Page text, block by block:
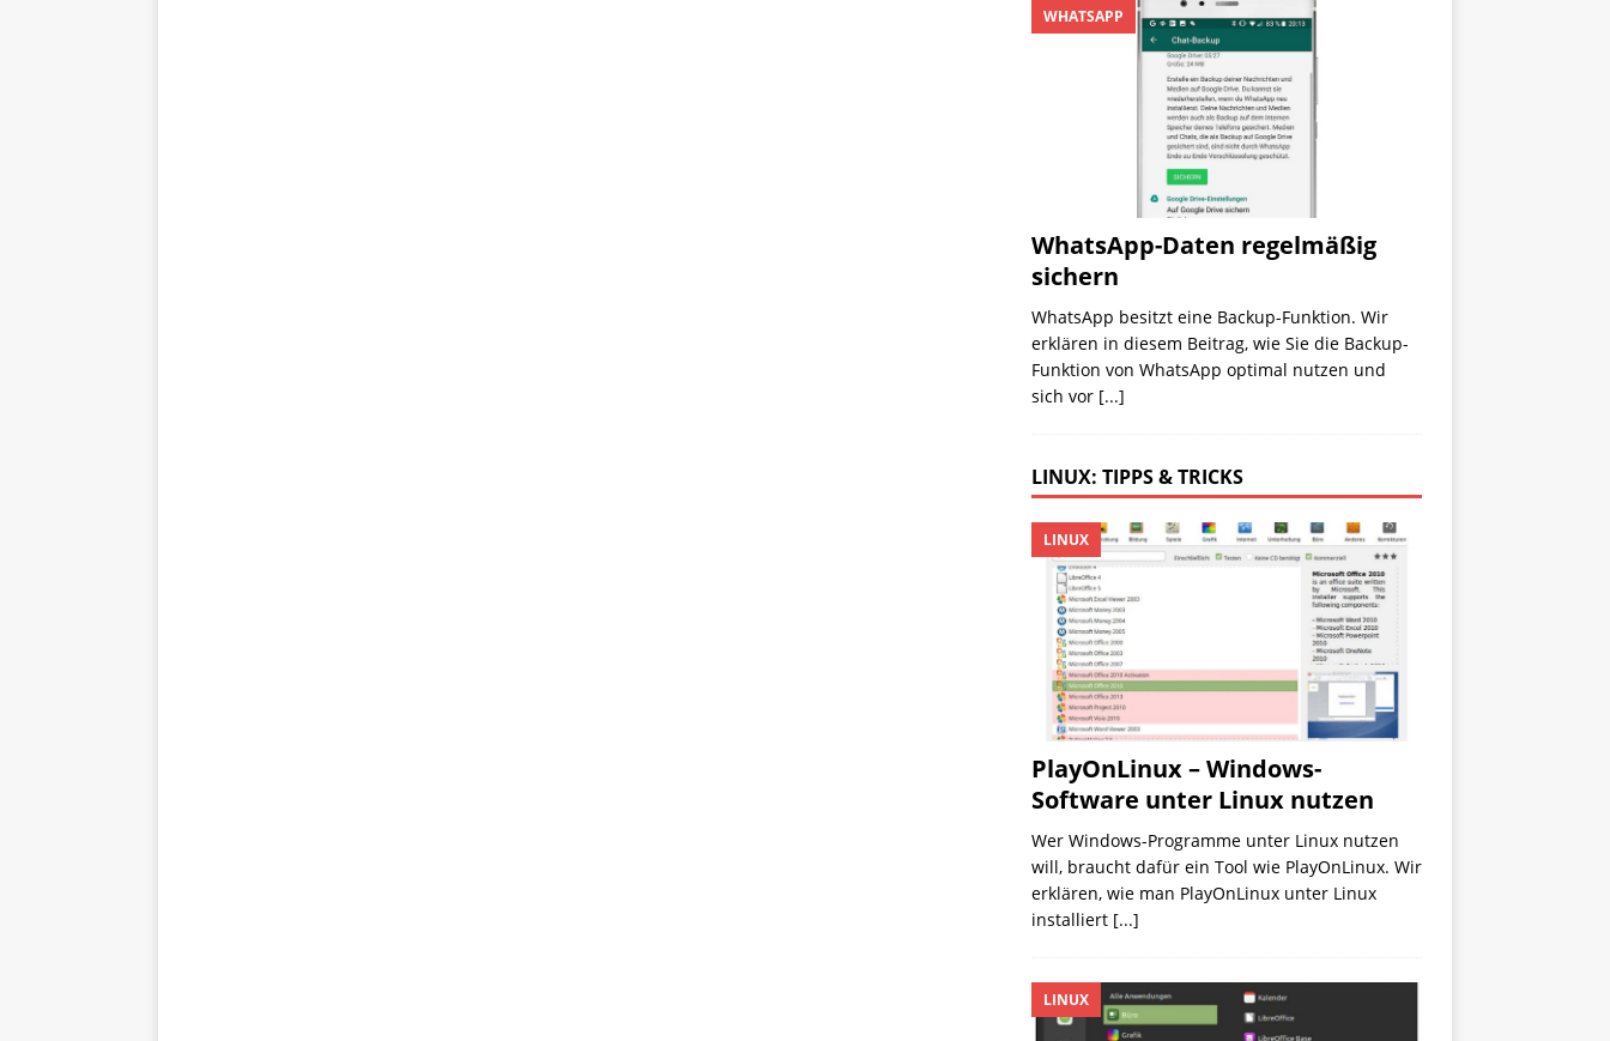
WhatsApp-Daten regelmäßig
sichern
WHATSAPP
WhatsApp besitzt eine Backup-Funktion. Wir
erklären in diesem Beitrag, wie Sie die Backup-
Funktion von WhatsApp optimal nutzen und
sich vor [...]
LINUX: TIPPS & TRICKS
PlayOnLinux – Windows-
Software unter Linux nutzen
LINUX
Wer Windows-Programme unter Linux nutzen
will, braucht dafür ein Tool wie PlayOnLinux. Wir
erklären, wie man PlayOnLinux unter Linux
installiert [...]
LINUX